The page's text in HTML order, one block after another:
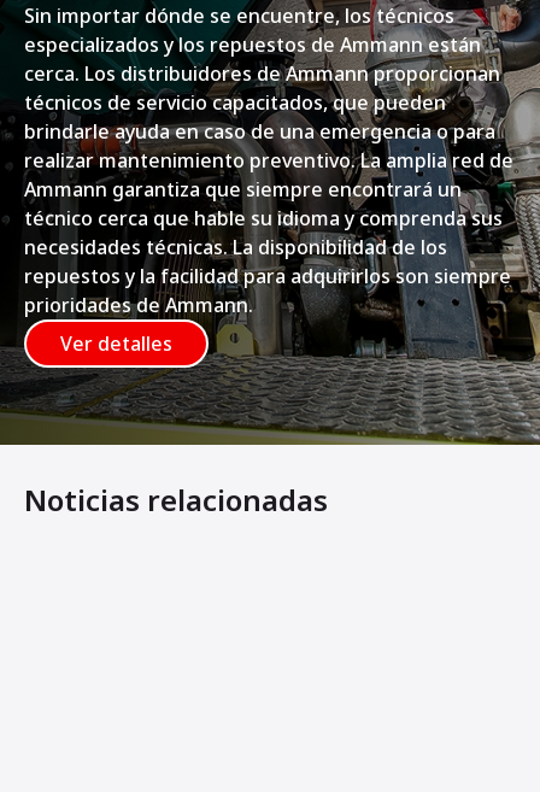
Sin importar dónde se encuentre, los técnicos
especializados y los repuestos de Ammann están
cerca. Los distribuidores de Ammann proporcionan
técnicos de servicio capacitados, que pueden
brindarle ayuda en caso de una emergencia o para
realizar mantenimiento preventivo. La amplia red de
Ammann garantiza que siempre encontrará un
técnico cerca que hable su idioma y comprenda sus
necesidades técnicas. La disponibilidad de los
repuestos y la facilidad para adquirirlos son siempre
prioridades de Ammann.
Ver detalles
Noticias relacionadas